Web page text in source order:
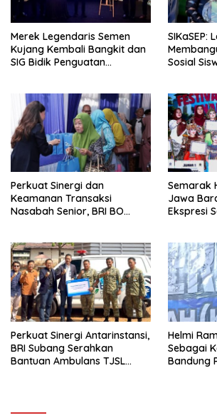
Merek Legendaris Semen
Kujang Kembali Bangkit dan
SIG Bidik Penguatan
SIKaSEP:
Sosial
Perkuat Sinergi dan
Keamanan Transaksi
Nasabah Senior, BRI BO
Semarak
Jawa
Ekspresi
Perkuat Sinergi Antarinstansi,
BRI Subang Serahkan
Bantuan Ambulans TJSL
Helmi
Sebagai
Bandung